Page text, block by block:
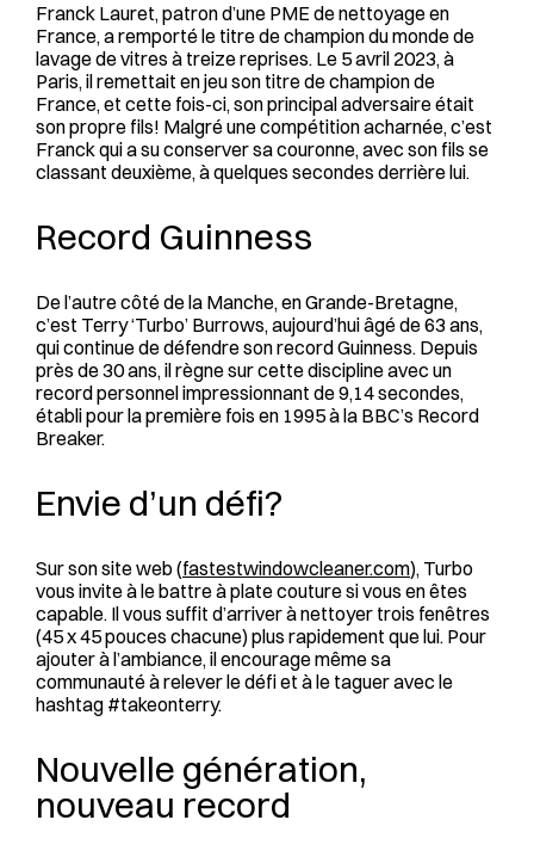
Franck Lauret, patron d’une PME de nettoyage en
France, a remporté le titre de champion du monde de
lavage de vitres à treize reprises. Le 5 avril 2023, à
Paris, il remettait en jeu son titre de champion de
France, et cette fois-ci, son principal adversaire était
son propre fils! Malgré une compétition acharnée, c’est
Franck qui a su conserver sa couronne, avec son fils se
classant deuxième, à quelques secondes derrière lui.
Record Guinness
De l’autre côté de la Manche, en Grande-Bretagne,
c’est Terry ‘Turbo’ Burrows, aujourd’hui âgé de 63 ans,
qui continue de défendre son record Guinness. Depuis
près de 30 ans, il règne sur cette discipline avec un
record personnel impressionnant de 9,14 secondes,
établi pour la première fois en 1995 à la BBC’s Record
Breaker.
Envie d’un défi?
Sur son site web (fastestwindowcleaner.com), Turbo
vous invite à le battre à plate couture si vous en êtes
capable. Il vous suffit d’arriver à nettoyer trois fenêtres
(45 x 45 pouces chacune) plus rapidement que lui. Pour
ajouter à l’ambiance, il encourage même sa
communauté à relever le défi et à le taguer avec le
hashtag #takeonterry.
Nouvelle génération,
nouveau record